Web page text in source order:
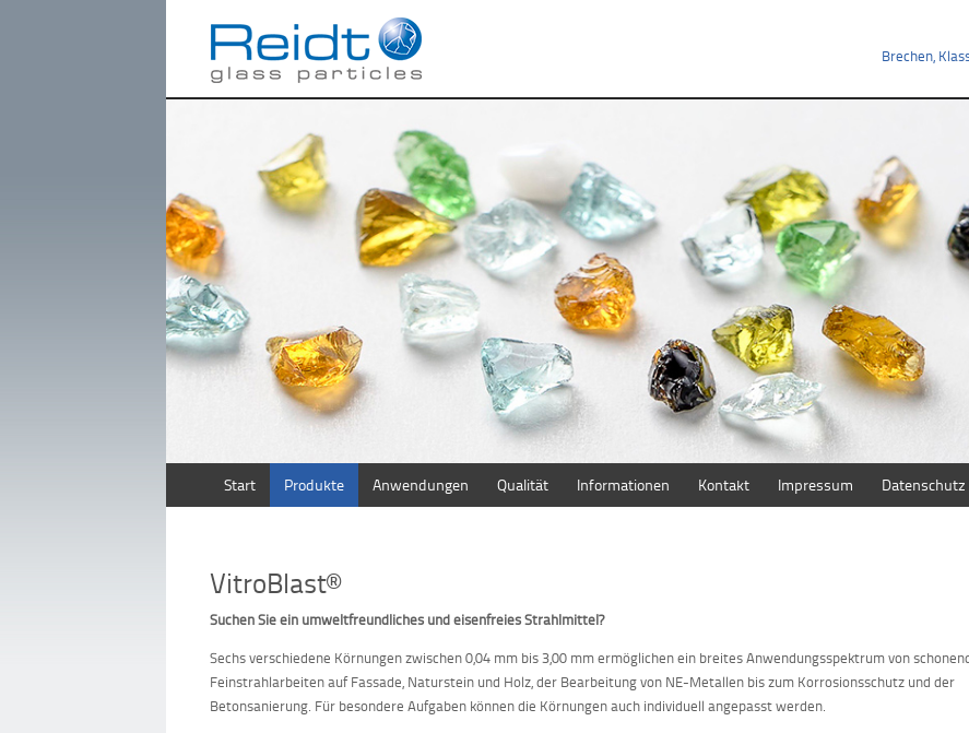
Brechen,
Start Produkte Anwendungen Qualität Informationen Kontakt Impressum Datenschutz
VitroBlast®
Suchen Sie ein umweltfreundliches und eisenfreies Strahlmittel?
Sechs verschiedene Körnungen zwischen 0,04 mm bis 3,00 mm ermöglichen ein breites Anwendungsspektrum von
Feinstrahlarbeiten auf Fassade, Naturstein und Holz, der Bearbeitung von NE-Metallen bis zum Korrosionsschutz und der
Betonsanierung. Für besondere Aufgaben können die Körnungen auch individuell angepasst werden.